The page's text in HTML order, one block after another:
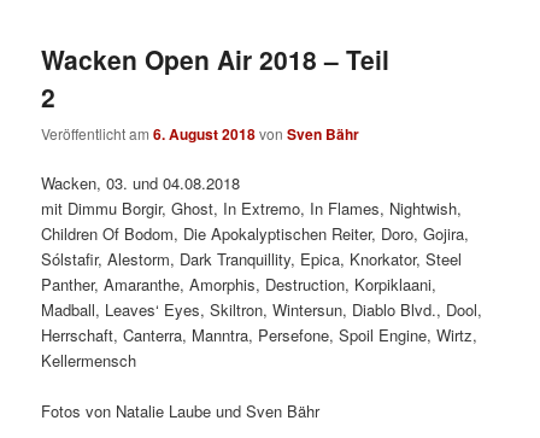
Wacken Open Air 2018 – Teil
2
Veröffentlicht am6. August 2018vonSven Bähr
Wacken, 03. und 04.08.2018
mit Dimmu Borgir, Ghost, In Extremo, In Flames, Nightwish,
Children Of Bodom, Die Apokalyptischen Reiter, Doro, Gojira,
Sólstafir, Alestorm, Dark Tranquillity, Epica, Knorkator, Steel
Panther, Amaranthe, Amorphis, Destruction, Korpiklaani,
Madball, Leaves‘ Eyes, Skiltron, Wintersun, Diablo Blvd., Dool,
Herrschaft, Canterra, Manntra, Persefone, Spoil Engine, Wirtz,
Kellermensch
Fotos von Natalie Laube und Sven Bähr